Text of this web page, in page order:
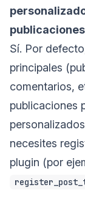
Sí. Por
principales
comentarios,
publicaciones
necesites
plugin (por